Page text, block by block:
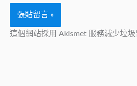
這個網站採用 Akismet 服務減少垃圾